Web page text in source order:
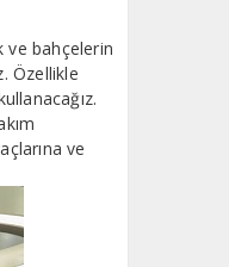
ve bahçelerin
Özellikle
ve